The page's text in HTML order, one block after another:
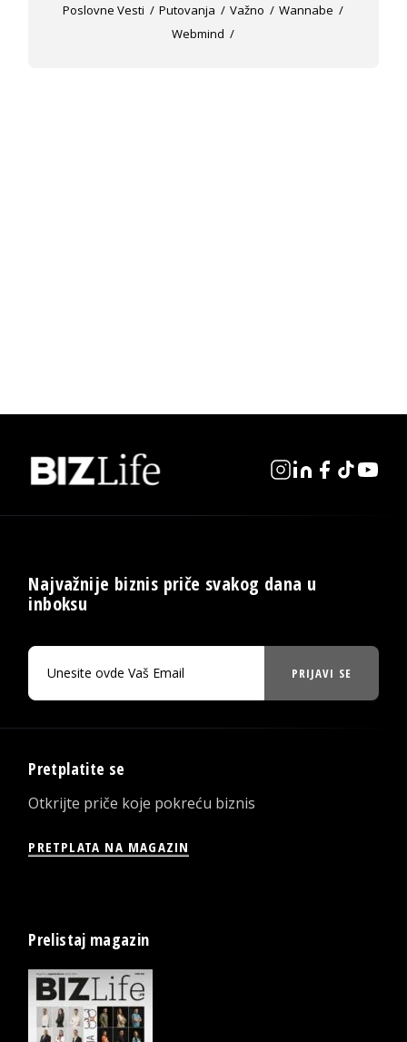
Poslovne Vesti
Putovanja Važno
Wannabe
Webmind
Najvažnije biznis priče svakog dana u
inboksu
PRIJAVI SE
Pretplatite se
Otkrijte priče koje pokreću biznis
PRETPLATA NA MAGAZIN
Prelistaj magazin